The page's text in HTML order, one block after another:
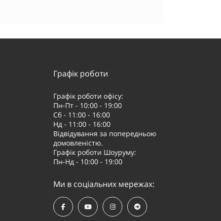
Графік роботи
Графік роботи офісу:
Пн-Пт - 10:00 - 19:00
Сб - 11:00 - 16:00
Нд - 11:00 - 16:00
Відвідування за попередньою
домовленістю.
Графік роботи Шоуруму:
Пн-Нд - 10:00 - 19:00
Ми в соціальних мережах: